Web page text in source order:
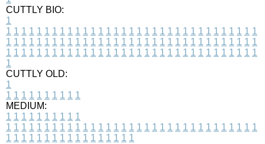
CUTTLY BIO:
1
1 1 1 1 1 1 1 1 1 1 1 1 1 1 1 1 1 1 1 1 1 1 1 1 1 1 1 1 1 1 1 1 1
1 1 1 1 1 1 1 1 1 1 1 1 1 1 1 1 1 1 1 1 1 1 1 1 1 1 1 1 1 1 1 1 1
1 1 1 1 1 1 1 1 1 1 1 1 1 1 1 1 1 1 1 1 1 1 1 1 1 1 1 1 1 1 1 1 1
1
CUTTLY OLD:
1
1 1 1 1 1 1 1 1 1 1
MEDIUM:
1 1 1 1 1 1 1 1 1 1
1 1 1 1 1 1 1 1 1 1 1 1 1 1 1 1 1 1 1 1 1 1 1 1 1 1 1 1 1 1 1 1 1
1 1 1 1 1 1 1 1 1 1 1 1 1 1 1 1 1